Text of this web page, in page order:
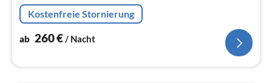
Kostenfreie Stornierung
ab 260€/ Nacht